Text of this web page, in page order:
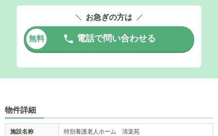
お急ぎの方は
無料 電話で問い合わせる
物件詳細
施設名称 特別養護老人ホーム 清楽苑